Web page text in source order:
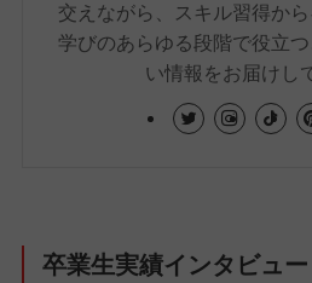
交えながら、スキル習得から
学びのあらゆる段階で役立
い情報をお届けし
卒業生実績インタビュー